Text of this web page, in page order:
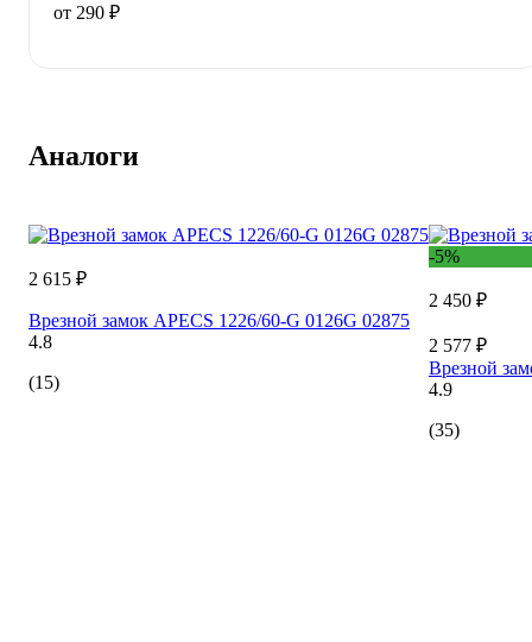
от 290 ₽
Аналоги
2 615 ₽
Врезной замок APECS 1226/60-G 0126G 02875
4.8
(15)
-5%
2 450 ₽
2 577 ₽
Врезной
4.9
(35)